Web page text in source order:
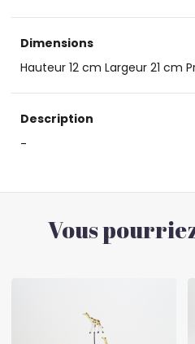
Dimensions
Hauteur 12 cm Largeur 21 cm
Description
-
Vous